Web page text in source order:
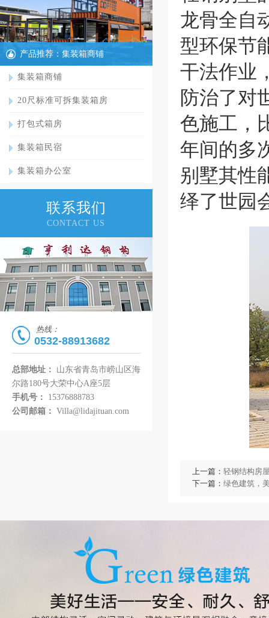
产品推荐：集装箱商铺
集装箱商铺
20尺标准可拆集装箱房
打包式箱房
集装箱民宿
集装箱办公室
联系我们
CONTACT US
热线：
0532-88913682
总部地址：
山东省青岛市崂山区海
尔路180号大荣中心A座5层
手机号：
15376888783
公司邮箱： Villa@lidajituan.com
龙骨全自
型环保节
干法作业
防治了对
色施工，
年间的多
别墅其性
绎了世园
上一篇： 轻钢结构房
下一篇： 绿色建筑，